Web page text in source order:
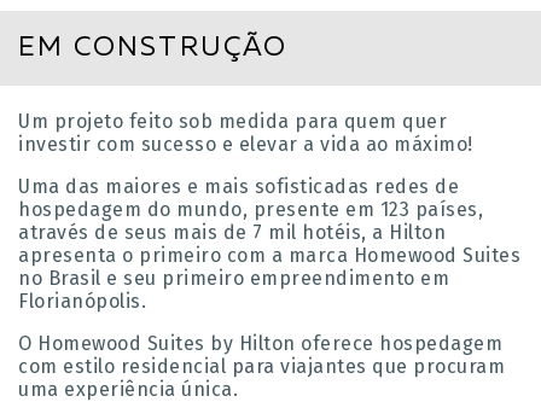
EM CONSTRUÇÃO
Um projeto feito sob medida para quem quer
investir com sucesso e elevar a vida ao máximo!
Uma das maiores e mais sofisticadas redes de
hospedagem do mundo, presente em 123 países,
através de seus mais de 7 mil hotéis, a Hilton
apresenta o primeiro com a marca Homewood Suites
no Brasil e seu primeiro empreendimento em
Florianópolis.
O Homewood Suites by Hilton oferece hospedagem
com estilo residencial para viajantes que procuram
uma experiência única.